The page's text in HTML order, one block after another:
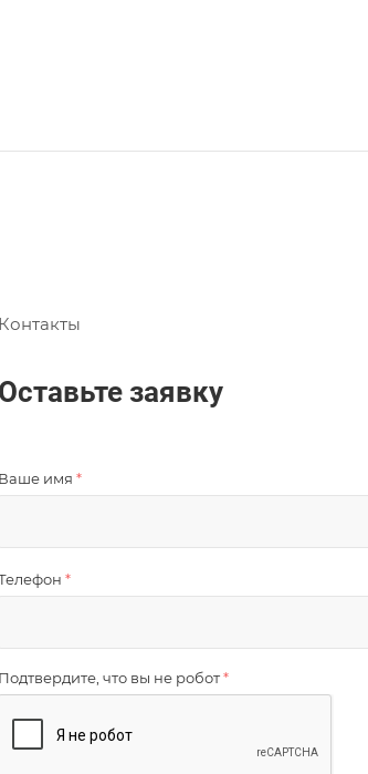
Контакты
Оставьте заявку
Ваше имя *
*
Подтвердите, что вы не робот*